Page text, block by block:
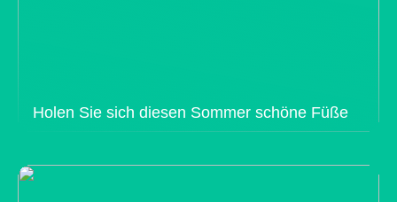
Holen Sie sich diesen Sommer schöne Füße